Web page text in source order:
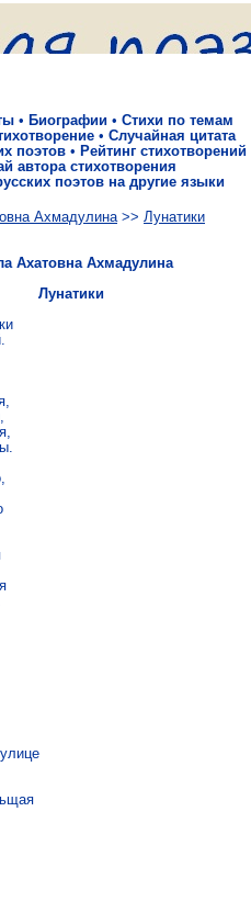
• Биографии • Стихи по темам
• Случайная цитата
поэтов • Рейтинг стихотворений
автора стихотворения
поэтов на другие языки
Ахмадулина>> Лунатики
Ахатовна Ахмадулина
Лунатики